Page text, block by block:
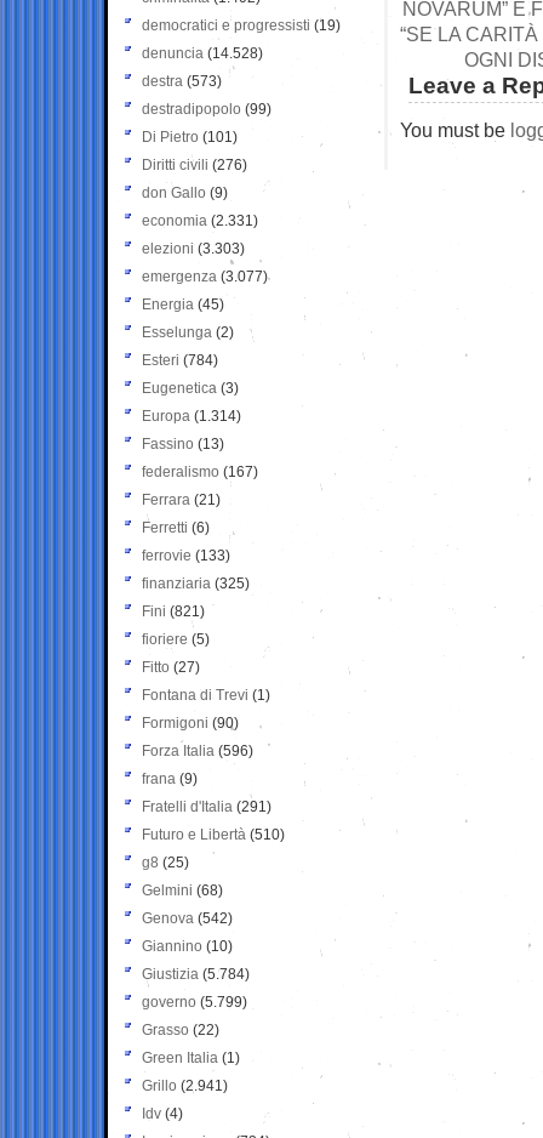
NOVARUM” E
“SE LA
OGNI
Leave a
You must be
democratici e progressisti (19)
denuncia (14.528)
destra (573)
destradipopolo (99)
Di Pietro (101)
Diritti civili (276)
don Gallo (9)
economia (2.331)
elezioni (3.303)
emergenza (3.077)
Energia (45)
Esselunga (2)
Esteri (784)
Eugenetica (3)
Europa (1.314)
Fassino (13)
federalismo (167)
Ferrara (21)
Ferretti (6)
ferrovie (133)
finanziaria (325)
Fini (821)
fioriere (5)
Fitto (27)
Fontana di Trevi (1)
Formigoni (90)
Forza Italia (596)
frana (9)
Fratelli d'Italia (291)
Futuro e Libertà (510)
g8 (25)
Gelmini (68)
Genova (542)
Giannino (10)
Giustizia (5.784)
governo (5.799)
Grasso (22)
Green Italia (1)
Grillo (2.941)
Idv (4)